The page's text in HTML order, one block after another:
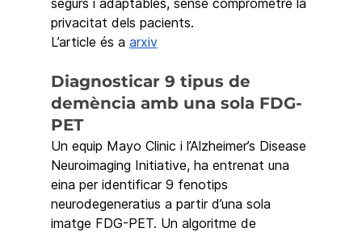
privacitat dels pacients.
L’article és a arxiv
Diagnosticar 9 tipus de
demència amb una sola FDG-
PET
Un equip Mayo Clinic i l’Alzheimer’s Disease
Neuroimaging Initiative, ha entrenat una
eina per identificar 9 fenotips
neurodegeneratius a partir d’una sola
imatge FDG-PET. Un algoritme de